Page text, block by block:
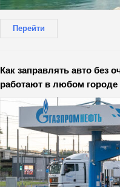
Перейти
Как заправлять авто без
работают в любом городе